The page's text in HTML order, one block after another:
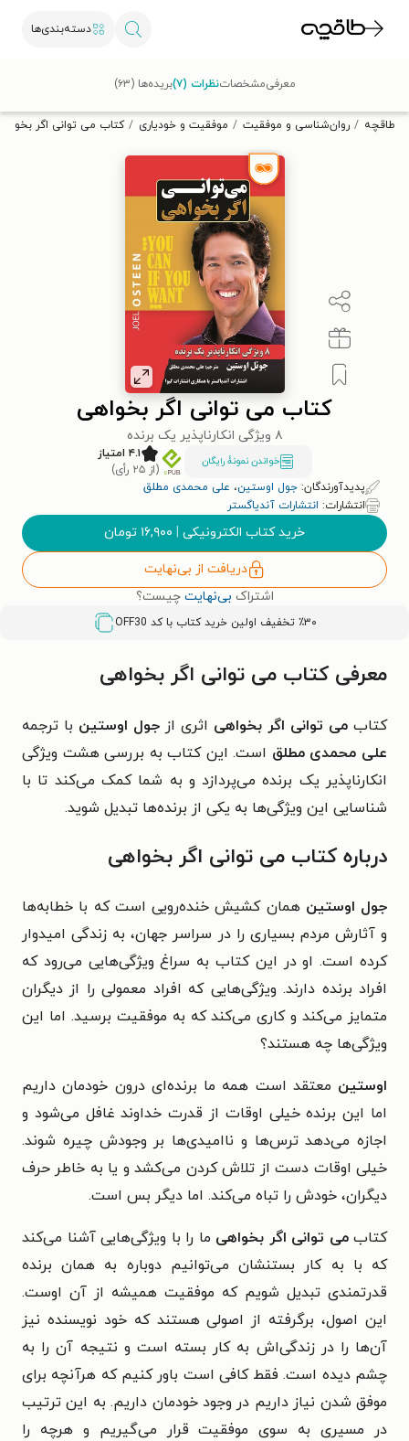
دسته‌بندی‌ها
تخفیف از طاقچه دریافت کن.
طاقچه روان‌شناسی و موفقیت موفقیت و خودیاری کتاب می توانی اگر
کتاب می توانی اگر بخواهی
۸ ویژگی انکارناپذیر یک برنده
خواندن نمونۀ رایگان
۴.۱ امتیاز
(از ۲۵ رأی)
پدیدآورندگان: جول اوستین، علی محمدی مطلق
انتشارات: انتشارات آندیاگستر
خرید کتاب الکترونیکی | ۱۶,۹۰۰ تومان
دریافت از بی‌نهایت
اشتراک بی‌نهایت چیست؟
٪۳۰ تخفیف اولین خرید کتاب با کد OFF30
معرفیمشخصاتنظرات (۷) بریده‌ها (۶۳)
معرفی کتاب می توانی اگر بخواهی
کتاب می توانی اگر بخواهی اثری از جول اوستین با ترجمه
علی محمدی مطلق است. این کتاب به بررسی هشت ویژگی
انکارناپذیر یک برنده می‌پردازد و به شما کمک می‌کند تا با
شناسایی این ویژگی‌ها به یکی از برنده‌ها تبدیل شوید.
درباره کتاب می توانی اگر بخواهی
جول اوستین همان کشیش خنده‌رویی است که با خطابه‌ها
و آثارش مردم بسیاری را در سراسر جهان، به زندگی امیدوار
کرده است. او در این کتاب به سراغ ویژگی‌هایی می‌رود که
افراد برنده دارند. ویژگی‌هایی که افراد معمولی را از دیگران
متمایز می‌کند و کاری می‌کند که به موفقیت برسید. اما این
ویژگی‌ها چه هستند؟
اوستین معتقد است همه ما برنده‌ای درون خودمان داریم
اما این برنده خیلی اوقات از قدرت خداوند غافل می‌شود و
اجازه می‌دهد ترس‌ها و ناامیدی‌ها بر وجودش چیره شوند.
خیلی اوقات دست از تلاش کردن می‌کشد و یا به خاطر حرف
دیگران، خودش را تباه می‌کند. اما دیگر بس است.
کتابمی توانی اگر بخواهی ما را با ویژگی‌هایی آشنا می‌کند
که با به کار بستنشان می‌توانیم دوباره به همان برنده
قدرتمندی تبدیل شویم که موفقیت همیشه از آن اوست.
این اصول، برگرفته از اصولی هستند که خود نویسنده نیز
آن‌ها را در زندگی‌اش به کار بسته است و نتیجه آن را به
چشم دیده است. فقط کافی است باور کنیم که هرآنچه برای
موفق شدن نیاز داریم در وجود خودمان داریم. به این ترتیب
در مسیری به سوی موفقیت قرار می‌گیریم و هرچه را